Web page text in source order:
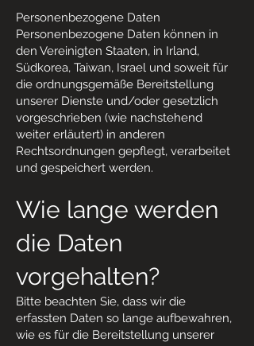
Personenbezogene Daten
Personenbezogene Daten können in
den Vereinigten Staaten, in Irland,
Südkorea, Taiwan, Israel und soweit für
die ordnungsgemäße Bereitstellung
unserer Dienste und/oder gesetzlich
vorgeschrieben (wie nachstehend
weiter erläutert) in anderen
Rechtsordnungen gepflegt, verarbeitet
und gespeichert werden.
Wie lange werden
die Daten
vorgehalten?
Bitte beachten Sie, dass wir die
erfassten Daten so lange aufbewahren,
wie es für die Bereitstellung unserer